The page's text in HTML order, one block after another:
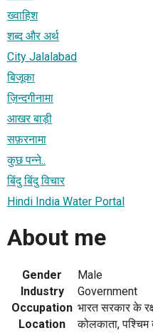
ख्वाहिश
शब्द और अर्थ
City Jalalabad
बिजूका
ज़िन्दगीनामा
आखर बाड़ी
सफ़रनामा
कुछ पन्ने..
बिंदु बिंदु विचार
Hindi India Water Portal
About me
Gender
Male
Industry
Government
Occupation भारत सरकार के
Location
कोलकाता,